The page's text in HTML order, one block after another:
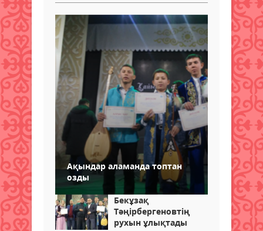
Ақындар аламанда топтан
озды
Бекұзақ
Тәңірбергеновтің
рухын ұлықтады